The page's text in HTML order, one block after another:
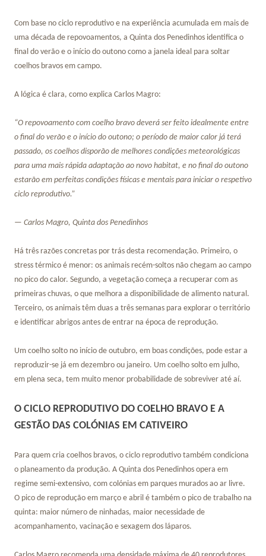
Com base no ciclo reprodutivo e na experiência acumulada em mais de
uma década de repovoamentos, a Quinta dos Penedinhos identifica o
final do verão e o início do outono como a janela ideal para soltar
coelhos bravos em campo.
A lógica é clara, como explica Carlos Magro:
“O repovoamento com coelho bravo deverá ser feito idealmente entre
o final do verão e o início do outono; o período de maior calor já terá
passado, os coelhos disporão de melhores condições meteorológicas
para uma mais rápida adaptação ao novo habitat, e no final do outono
estarão em perfeitas condições físicas e mentais para iniciar o respetivo
ciclo reprodutivo.”
— Carlos Magro, Quinta dos Penedinhos
Há três razões concretas por trás desta recomendação. Primeiro, o
stress térmico é menor: os animais recém-soltos não chegam ao campo
no pico do calor. Segundo, a vegetação começa a recuperar com as
primeiras chuvas, o que melhora a disponibilidade de alimento natural.
Terceiro, os animais têm duas a três semanas para explorar o território
e identificar abrigos antes de entrar na época de reprodução.
Um coelho solto no início de outubro, em boas condições, pode estar a
reproduzir-se já em dezembro ou janeiro. Um coelho solto em julho,
em plena seca, tem muito menor probabilidade de sobreviver até aí.
O CICLO REPRODUTIVO DO COELHO BRAVO E A
GESTÃO DAS COLÓNIAS EM CATIVEIRO
Para quem cria coelhos bravos, o ciclo reprodutivo também condiciona
o planeamento da produção. A Quinta dos Penedinhos opera em
regime semi-extensivo, com colónias em parques murados ao ar livre.
O pico de reprodução em março e abril é também o pico de trabalho na
quinta: maior número de ninhadas, maior necessidade de
acompanhamento, vacinação e sexagem dos láparos.